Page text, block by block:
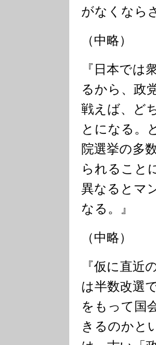
がなくなら
（中略）
『日本では
るから、政
戦えば、ど
とになる。
院選挙の多
られること
異なるとマ
なる。』
（中略）
『仮に直近
は半数改選
をもって国
きるのかと